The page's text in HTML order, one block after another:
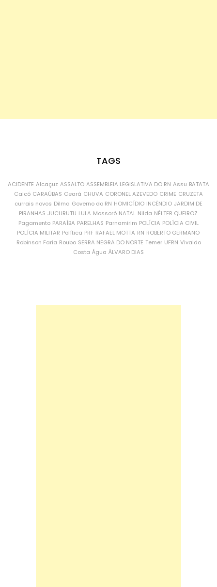
TAGS
ACIDENTE Alcaçuz ASSALTO ASSEMBLEIA LEGISLATIVA DO RN Assu BATATA
Caicó CARAÚBAS Ceará CHUVA CORONEL AZEVEDO CRIME CRUZETA
currais novos Dilma Governo do RN HOMICÍDIO INCÊNDIO JARDIM DE
PIRANHAS JUCURUTU LULA Mossoró NATAL Nilda NÉLTER QUEIROZ
Pagamento PARAÍBA PARELHAS Parnamirim POLÍCIA POLÍCIA CIVIL
POLÍCIA MILITAR Política PRF RAFAEL MOTTA RN ROBERTO GERMANO
Robinson Faria Roubo SERRA NEGRA DO NORTE Temer UFRN Vivaldo
Costa Água ÁLVARO DIAS